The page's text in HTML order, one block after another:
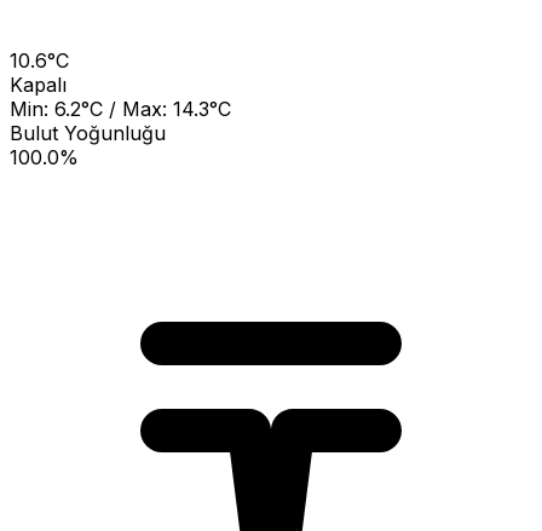
10.6°C
Kapalı
Min: 6.2°C / Max: 14.3°C
Bulut Yoğunluğu
100.0%